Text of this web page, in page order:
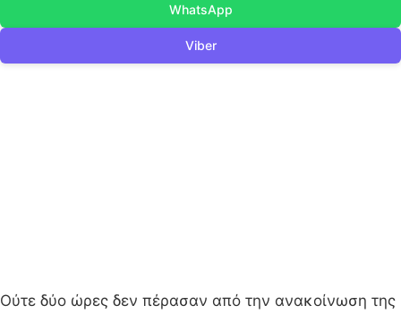
WhatsApp
Viber
Ούτε δύο ώρες δεν πέρασαν από την ανακοίνωση της